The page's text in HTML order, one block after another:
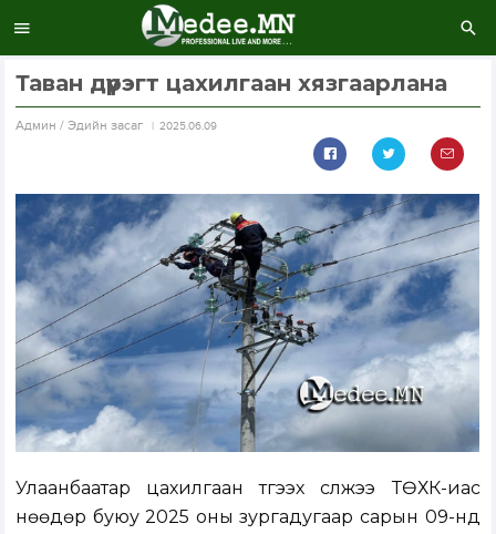
Таван дүүрэгт цахилгаан хязгаарлана
Aдмин / Эдийн засаг 2025.06.09
Улаанбаатар цахилгаан түгээх сүлжээ ТӨХК-иас
нөөдөр буюу 2025 оны зургадугаар сарын 09-нд